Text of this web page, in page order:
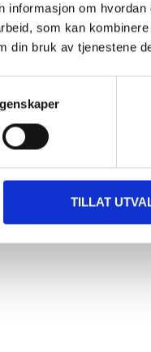
informasjon om
som kan
din bruk av tjenestene
TILLAT